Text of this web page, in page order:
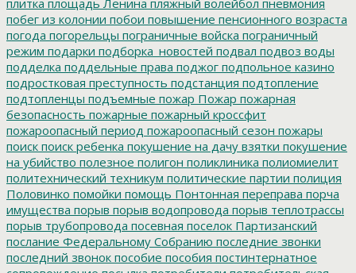
побег из колонии побои повышение пенсионного возраста
погода погорельцы пограничные войска пограничный
режим подарки подборка_новостей подвал подвоз воды
подделка поддельные права поджог подпольное казино
подростковая преступность подстанция подтопление
подтопленцы подъемные пожар Пожар пожарная
безопасность пожарные пожарный кроссфит
пожароопасный период пожароопасный сезон пожары
поиск поиск ребенка покушение на дачу взятки покушение
на убийство полезное полигон поликлиника полиомиелит
политехнический техникум политические партии полиция
Половинко помойки помощь Понтонная переправа порча
имущества порыв порыв водопровода порыв теплотрассы
порыв трубопровода посевная поселок Партизанский
послание Федеральному Собранию последние звонки
последний звонок пособие пособия постинтернатное